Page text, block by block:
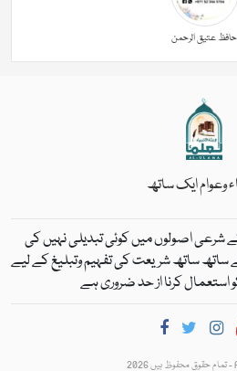
حافظ عتیق الرحمن
وعوام ایک ساتھ
شرعی اصولوں میں کوئی تبدیلی نہیں کی
ساتھ شریعت کی تفہیم وتبلیغ کے لیے
استعمال کرنا از حد ضروری ہے